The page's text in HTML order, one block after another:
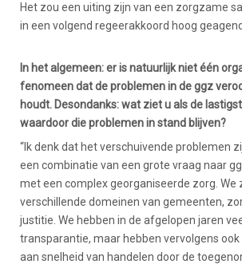
Het zou een uiting zijn van een zorgzame
in een volgend regeerakkoord hoog
In het algemeen: er is natuurlijk niet één
fenomeen dat de problemen in de ggz
houdt. Desondanks: wat ziet u als de
waardoor die problemen in stand blijven?
“Ik denk dat het verschuivende problemen
een combinatie van een grote vraag naar
met een complex georganiseerde zorg. We
verschillende domeinen van gemeenten,
justitie. We hebben in de afgelopen jaren
transparantie, maar hebben vervolgens
aan snelheid van handelen door de